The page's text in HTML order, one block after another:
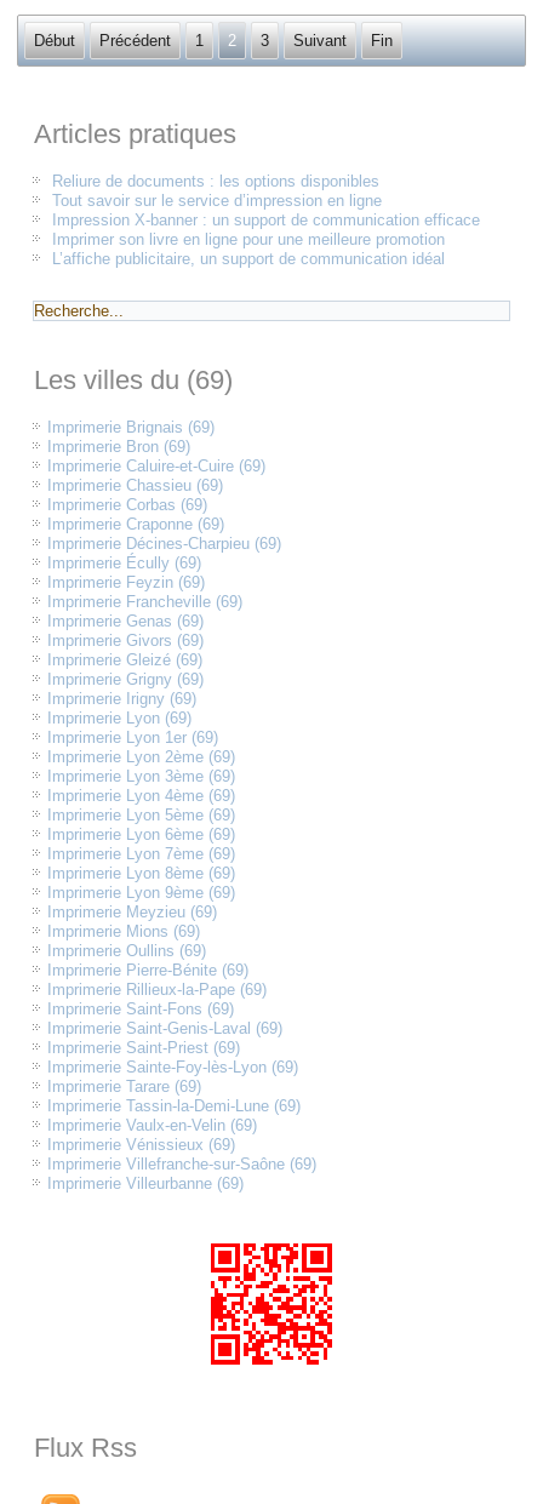
Début Précédent 1 2 3 Suivant Fin
Articles pratiques
Reliure de documents : les options disponibles
Tout savoir sur le service d’impression en ligne
Impression X-banner : un support de communication efficace
Imprimer son livre en ligne pour une meilleure promotion
L’affiche publicitaire, un support de communication idéal
Les villes du (69)
Imprimerie Brignais (69)
Imprimerie Bron (69)
Imprimerie Caluire-et-Cuire (69)
Imprimerie Chassieu (69)
Imprimerie Corbas (69)
Imprimerie Craponne (69)
Imprimerie Décines-Charpieu (69)
Imprimerie Écully (69)
Imprimerie Feyzin (69)
Imprimerie Francheville (69)
Imprimerie Genas (69)
Imprimerie Givors (69)
Imprimerie Gleizé (69)
Imprimerie Grigny (69)
Imprimerie Irigny (69)
Imprimerie Lyon (69)
Imprimerie Lyon 1er (69)
Imprimerie Lyon 2ème (69)
Imprimerie Lyon 3ème (69)
Imprimerie Lyon 4ème (69)
Imprimerie Lyon 5ème (69)
Imprimerie Lyon 6ème (69)
Imprimerie Lyon 7ème (69)
Imprimerie Lyon 8ème (69)
Imprimerie Lyon 9ème (69)
Imprimerie Meyzieu (69)
Imprimerie Mions (69)
Imprimerie Oullins (69)
Imprimerie Pierre-Bénite (69)
Imprimerie Rillieux-la-Pape (69)
Imprimerie Saint-Fons (69)
Imprimerie Saint-Genis-Laval (69)
Imprimerie Saint-Priest (69)
Imprimerie Sainte-Foy-lès-Lyon (69)
Imprimerie Tarare (69)
Imprimerie Tassin-la-Demi-Lune (69)
Imprimerie Vaulx-en-Velin (69)
Imprimerie Vénissieux (69)
Imprimerie Villefranche-sur-Saône (69)
Imprimerie Villeurbanne (69)
Flux Rss